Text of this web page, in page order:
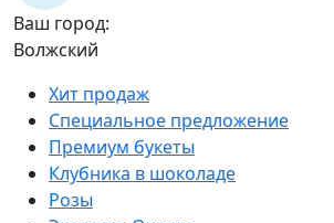
Ваш город:
Волжский
Хит продаж
Специальное предложение
Премиум букеты
Клубника в шоколаде
Розы